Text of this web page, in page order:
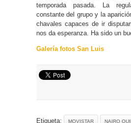
temporada pasada. La
constante del grupo y la
chavales capaces de ir
nos da esperanza. Ha sido un
Galería fotos San Luis
Etiqueta: MOVISTAR NAIRO